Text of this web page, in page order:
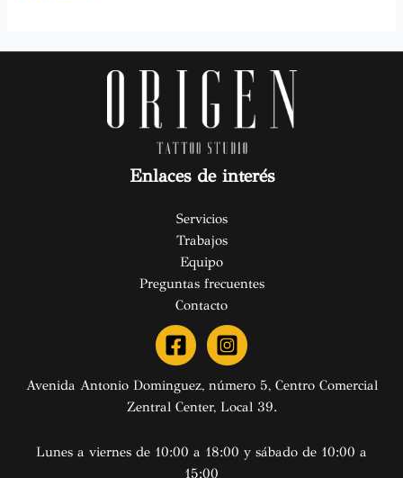
Enlaces de interés
Servicios
Trabajos
Equipo
Preguntas frecuentes
Contacto
Avenida Antonio Dominguez, número 5, Centro Comercial
Zentral Center, Local 39.
Lunes a viernes de 10:00 a 18:00 y sábado de 10:00 a
15:00